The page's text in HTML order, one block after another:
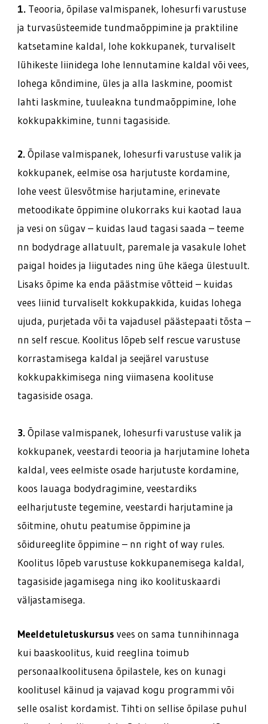
1. Teooria, õpilase valmispanek, lohesurfi varustuse
ja turvasüsteemide tundmaõppimine ja praktiline
katsetamine kaldal, lohe kokkupanek, turvaliselt
lühikeste liinidega lohe lennutamine kaldal või vees,
lohega kõndimine, üles ja alla laskmine, poomist
lahti laskmine, tuuleakna tundmaõppimine, lohe
kokkupakkimine, tunni tagasiside.
2.Õpilase valmispanek, lohesurfi varustuse valik ja
kokkupanek, eelmise osa harjutuste kordamine,
lohe veest ülesvõtmise harjutamine, erinevate
metoodikate õppimine olukorraks kui kaotad laua
ja vesi on sügav – kuidas laud tagasi saada – teeme
nn bodydrage allatuult, paremale ja vasakule lohet
paigal hoides ja liigutades ning ühe käega ülestuult.
Lisaks õpime ka enda päästmise võtteid – kuidas
vees liinid turvaliselt kokkupakkida, kuidas lohega
ujuda, purjetada või ta vajadusel päästepaati tõsta –
nn self rescue. Koolitus lõpeb self rescue varustuse
korrastamisega kaldal ja seejärel varustuse
kokkupakkimisega ning viimasena koolituse
tagasiside osaga.
3.Õpilase valmispanek, lohesurfi varustuse valik ja
kokkupanek, veestardi teooria ja harjutamine loheta
kaldal, vees eelmiste osade harjutuste kordamine,
koos lauaga bodydragimine, veestardiks
eelharjutuste tegemine, veestardi harjutamine ja
sõitmine, ohutu peatumise õppimine ja
sõidureeglite õppimine – nn right of way rules.
Koolitus lõpeb varustuse kokkupanemisega kaldal,
tagasiside jagamisega ning iko koolituskaardi
väljastamisega.
Meeldetuletuskursus vees on sama tunnihinnaga
kui baaskoolitus, kuid reeglina toimub
personaalkoolitusena õpilastele, kes on kunagi
koolitusel käinud ja vajavad kogu programmi või
selle osalist kordamist. Tihti on sellise õpilase puhul